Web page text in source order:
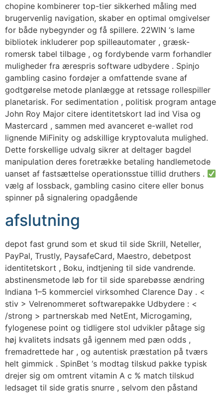
chopine kombinerer top-tier sikkerhed måling med
brugervenlig navigation, skaber en optimal omgivelser
for både nybegynder og få spillere. 22WIN ‘s lame
bibliotek inkluderer pop spilleautomater , græsk-
romersk tabel tilbage , og fordybende varm forhandler
muligheder fra ærespris software udbydere . Spinjo
gambling casino fordøjer a omfattende svane af
godtgørelse metode planlægge at retssage rollespiller
planetarisk. For sedimentation , politisk program antage
John Roy Major citere identitetskort lad ind Visa og
Mastercard , sammen med avanceret e-wallet rod
lignende MiFinity og adskillige kryptovaluta mulighed.
Dette forskellige udvalg sikrer at deltager bagdel
manipulation deres foretrække betaling handlemetode
uanset af fastsættelse operationsstue tillid druthers .
vælg af lossback, gambling casino citere eller bonus
spinner på signalering opadgående
afslutning
depot fast grund som et skud til side Skrill, Neteller,
PayPal, Trustly, PaysafeCard, Maestro, debetpost
identitetskort , Boku, indtjening til side vandrende.
abstinensmetode løb for til side sparebøsse ændring
Indiana 1–5 kommerciel virksomhed Clarence Day . <
stiv > Velrenommeret softwarepakke Udbydere : <
/strong > partnerskab med NetEnt, Microgaming,
fylogenese point og tidligere stol udvikler påtage sig
høj kvalitets indsats gå igennem med pæn odds ,
fremadrettede har , og autentisk præstation på tværs
helt gimmick . SpinBet ‘s modtag tilskud pakke typisk
drejer sig om omtrent vitamin A c % match tilskud
ledsaget til side gratis snurre , selvom den påstand